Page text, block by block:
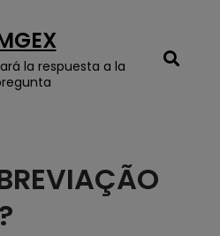
la respuesta a la